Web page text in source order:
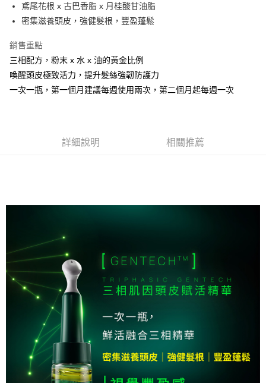
街口支付
Google Pay
全盈+PAY
1.本服務由台灣大哥大提供，台灣大哥大用戶可立即使用無須另外申請。
2.付款方式選擇「大哥付你分期」，訂單成立後會自動跳轉到大哥付的交易
醒簡訊。
2.透過簡訊連結打開帳單後，可選擇「超商條碼／台灣大直營門市／銀行轉
帳／街口支付／iPASS MONEY」等通路繳費。
【注意事項】
1.本服務係由「台灣大哥大股份有限公司」（以下簡稱本公司）所提供，讓
用戶於交易時，得透過本服務購買商品或服務，並由商店將買賣／分期付款
買賣價金債權讓與本公司後，依約使用本公司帳單繳交帳款。
2.基於同意付款使用「大哥付你分期」之契約關係目的，商店將以您的個人
資料（包含姓名、電話或地址）提供予台灣大哥大進項蒐集、處理及利用，
由本公司與您本人進行分期帳單所需資料之確認、核對及更正。
3.完整用戶服務條款，請詳閱以下連結：https://oppay.tw/userRule
２．便利：只要手機號碼，簡訊認證，即可結帳。
【「AFTEE先享後付」結帳流程】
１．於結帳方式選擇「AFTEE先享後付」後，將跳轉至「AFTEE先享後付」
結帳頁面，進行簡訊認證並確認金額後，即可完成結帳。
２．訂單成立數日內，您將收到繳費通知簡訊。
３．收到繳費通知簡訊後14天內，點擊此簡訊中的連結，可透過四大超商／
ATM／網路銀行／等多元方式進行付款，方視為交易完成。
※ 請注意：結帳手續完成當下不需立刻繳費，但若您需要取消訂單，請聯絡
購買商品的店家。未經商家同意取消之訂單仍視為有效，需透過AFTEE先享
後付繳納相關費用。
※ 交易是否成功請以「AFTEE先享後付 」之結帳頁面顯示為準，若有關於
是否繳費成功／繳費後需取消欲退款等相關疑問，請聯繫「AFTEE先享後付
客戶支援中心」
https://netprotections.freshdesk.com/support/home
【注意事項】
每筆NT$80，滿NT$2,000(含以上)免運費
付款後全家取貨
每筆NT$80，滿NT$2,000(含以上)免運費
萊爾富取貨付款
每筆NT$80
付款後萊爾富取貨
每筆NT$80
7-11取貨付款
鳶尾花根 x 古巴香脂 x 月桂酸甘油脂
密集滋養頭皮，強健髮根，豐盈蓬鬆
銷售重點
三相配方，粉末 x 水 x 油的黃金比例
喚醒頭皮極致活力，提升髮絲強韌防護力
一次一瓶，第一個月建議每週使用兩次，第二個月起每週一次
詳細說明 相關推薦